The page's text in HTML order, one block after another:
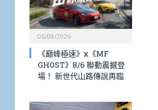
06/08/2026
《巔峰極速》x《MF
GHOST》8/6 聯動震撼登
場！ 新世代山路傳說再臨